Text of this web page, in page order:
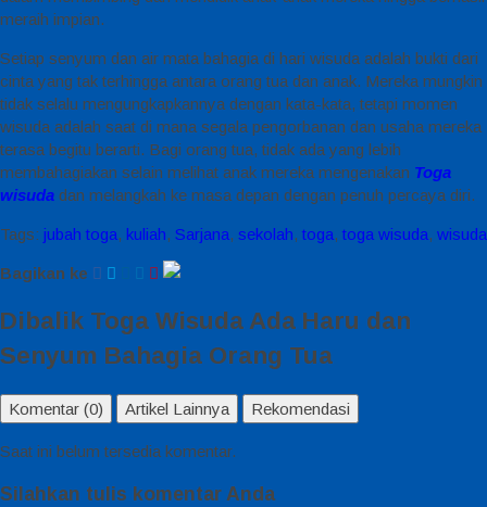
meraih impian.
Setiap senyum dan air mata bahagia di hari wisuda adalah bukti dari
cinta yang tak terhingga antara orang tua dan anak. Mereka mungkin
tidak selalu mengungkapkannya dengan kata-kata, tetapi momen
wisuda adalah saat di mana segala pengorbanan dan usaha mereka
terasa begitu berarti. Bagi orang tua, tidak ada yang lebih
membahagiakan selain melihat anak mereka mengenakan Toga
wisuda dan melangkah ke masa depan dengan penuh percaya diri.
Tags: jubah toga, kuliah, Sarjana, sekolah, toga, toga wisuda, wisuda
Bagikan ke
Dibalik Toga Wisuda Ada Haru dan
Senyum Bahagia Orang Tua
Komentar (0) Artikel Lainnya Rekomendasi
Saat ini belum tersedia komentar.
Silahkan tulis komentar Anda